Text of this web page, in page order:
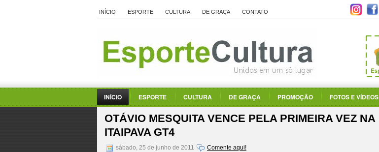
INÍCIO ESPORTE CULTURA DE GRAÇA CONTATO
INÍCIO ESPORTE CULTURA DE GRAÇA PROMOÇÃO FOTOS E VÍDEOS
OTÁVIO MESQUITA VENCE PELA PRIMEIRA VEZ NA
ITAIPAVA GT4
sábado, 25 de junho de 2011 Comente aqui!